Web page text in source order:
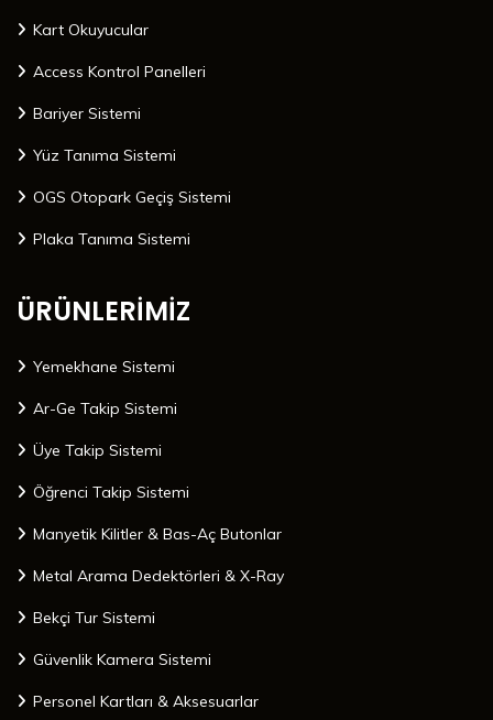
Kart Okuyucular
Access Kontrol Panelleri
Bariyer Sistemi
Yüz Tanıma Sistemi
OGS Otopark Geçiş Sistemi
Plaka Tanıma Sistemi
ÜRÜNLERİMİZ
Yemekhane Sistemi
Ar-Ge Takip Sistemi
Üye Takip Sistemi
Öğrenci Takip Sistemi
Manyetik Kilitler & Bas-Aç Butonlar
Metal Arama Dedektörleri & X-Ray
Bekçi Tur Sistemi
Güvenlik Kamera Sistemi
Personel Kartları & Aksesuarlar